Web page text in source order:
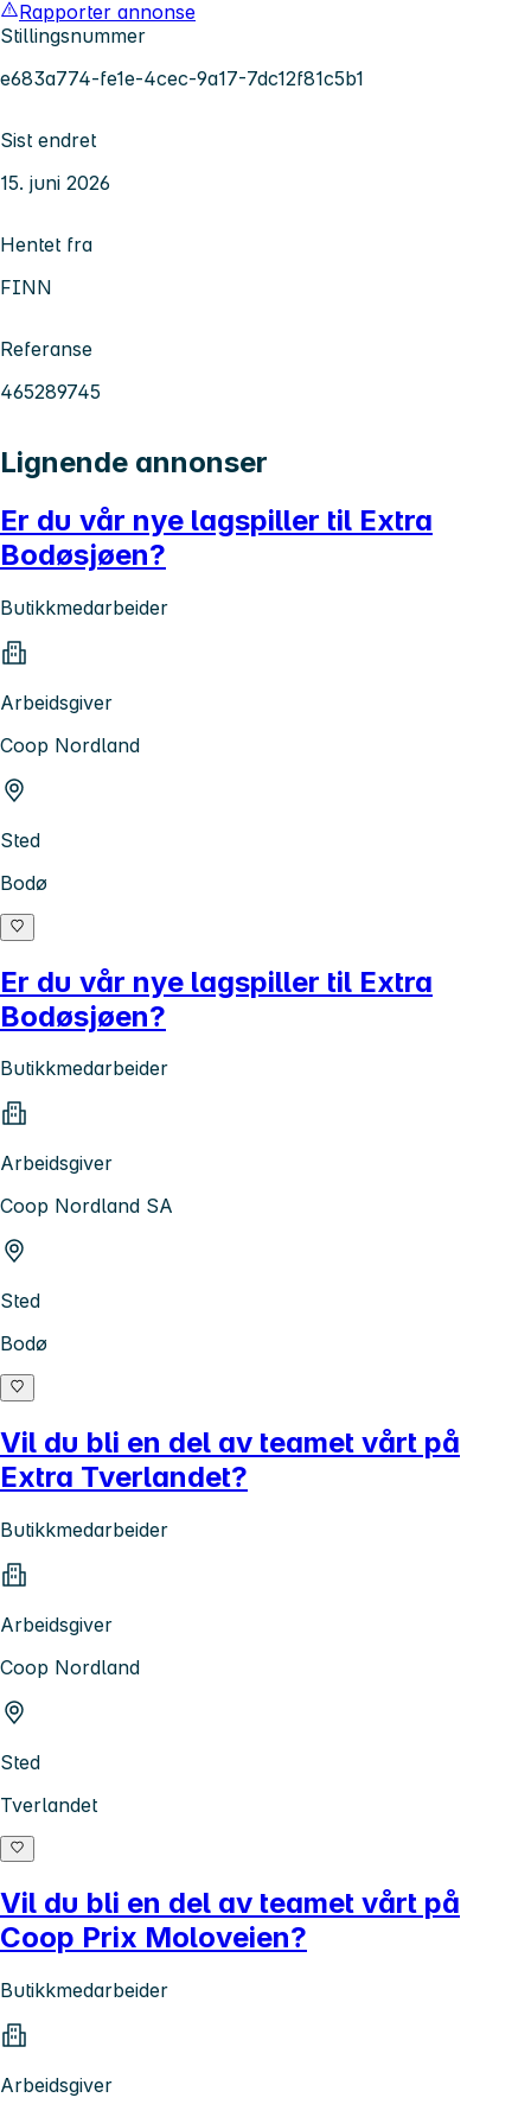
Rapporter annonse
Stillingsnummer
e683a774-fe1e-4cec-9a17-7dc12f81c5b1
Sist endret
15. juni 2026
Hentet fra
FINN
Referanse
465289745
Lignende annonser
Er du vår nye lagspiller til Extra
Bodøsjøen?
Butikkmedarbeider
Arbeidsgiver
Coop Nordland
Sted
Bodø
Er du vår nye lagspiller til Extra
Bodøsjøen?
Butikkmedarbeider
Arbeidsgiver
Coop Nordland SA
Sted
Bodø
Vil du bli en del av teamet vårt på
Extra Tverlandet?
Butikkmedarbeider
Arbeidsgiver
Coop Nordland
Sted
Tverlandet
Vil du bli en del av teamet vårt på
Coop Prix Moloveien?
Butikkmedarbeider
Arbeidsgiver